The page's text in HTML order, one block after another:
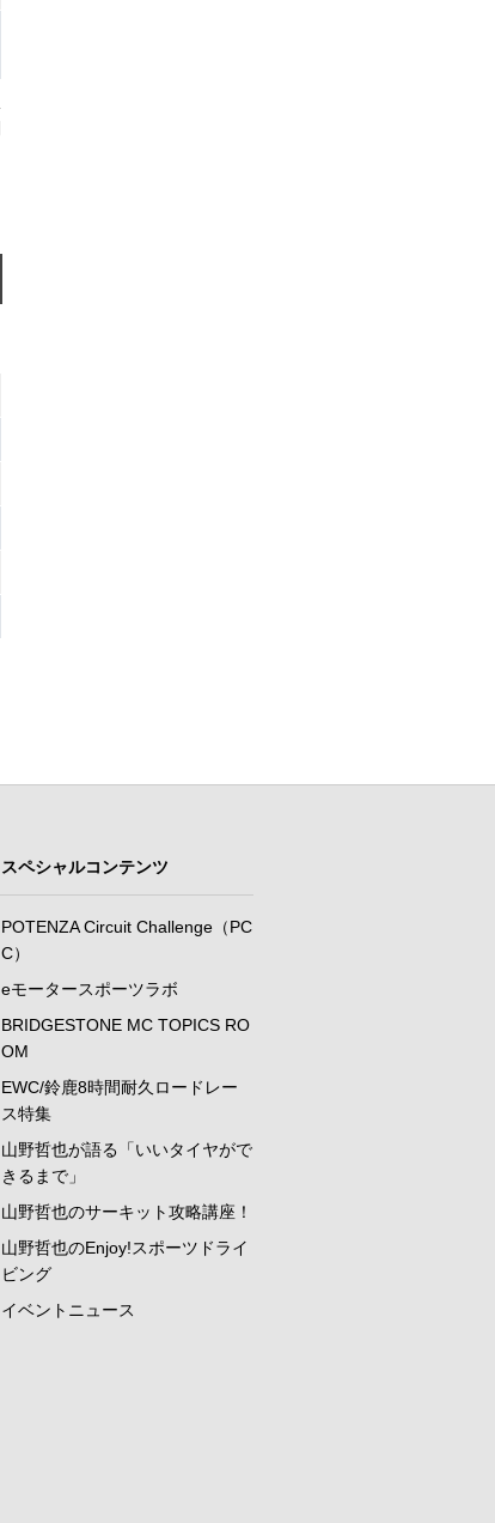
スペシャルコンテンツ
POTENZA Circuit Challenge（PC
C）
eモータースポーツラボ
BRIDGESTONE MC TOPICS RO
OM
EWC/鈴鹿8時間耐久ロードレー
ス特集
山野哲也が語る「いいタイヤがで
きるまで」
山野哲也のサーキット攻略講座！
山野哲也のEnjoy!スポーツドライ
ビング
イベントニュース